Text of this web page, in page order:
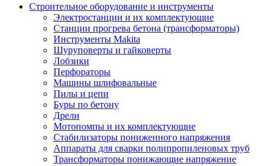
Строительное оборудование и инструменты
Электростанции и их комплектующие
Станции прогрева бетона (трансформаторы)
Инструменты Makita
Шуруповерты и гайковерты
Лобзики
Перфораторы
Машины шлифовальные
Пилы и цепи
Буры по бетону
Дрели
Мотопомпы и их комплектующие
Стабилизаторы пониженного напряжения
Аппараты для сварки полипропиленовых труб
Трансформаторы понижающие напряжение